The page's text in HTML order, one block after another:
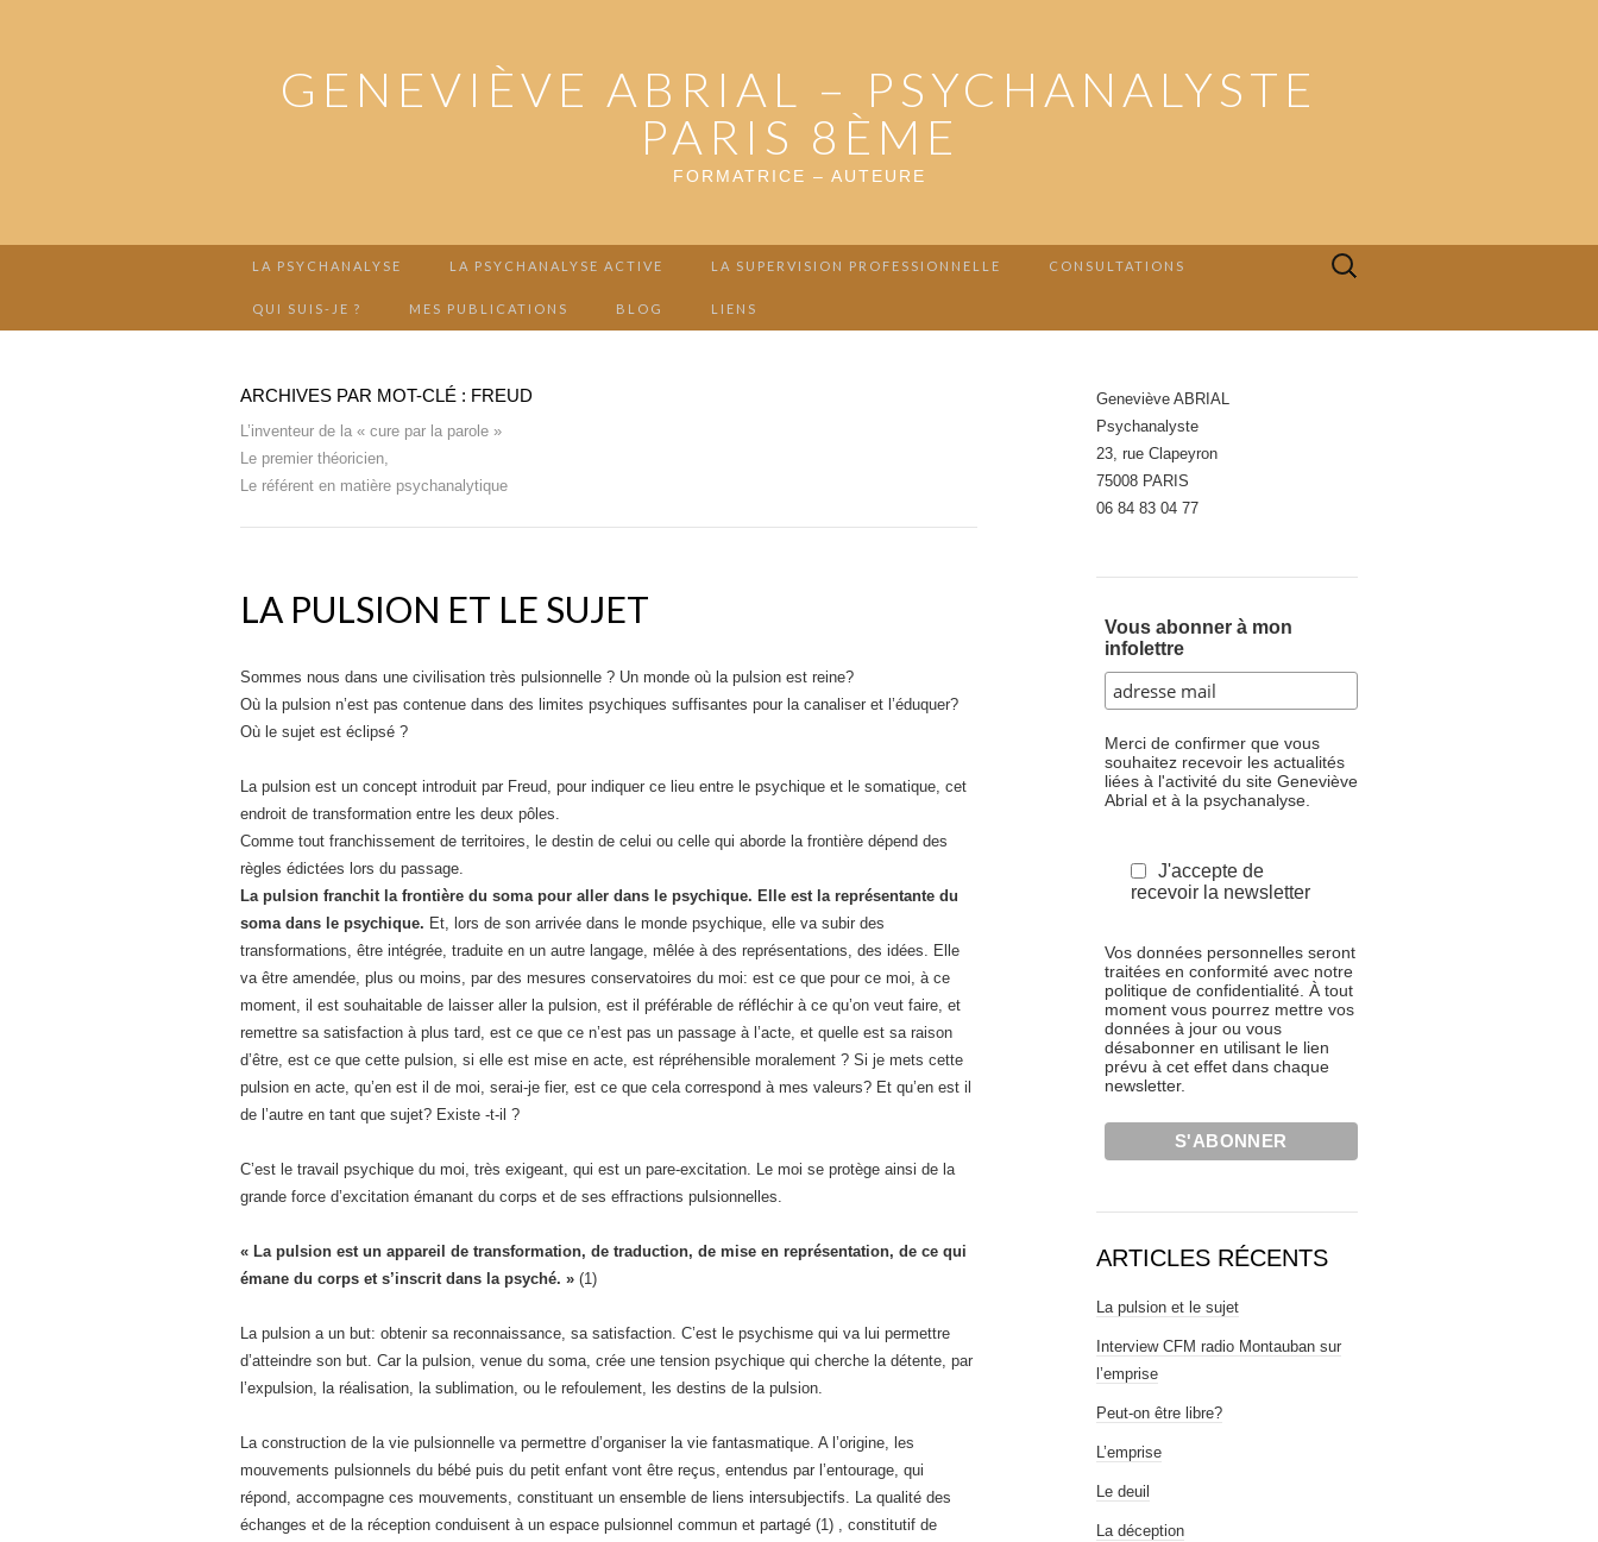
GENEVIÈVE ABRIAL – PSYCHANALYSTE
PARIS 8ÈME
FORMATRICE – AUTEURE
LA PSYCHANALYSE LA PSYCHANALYSE ACTIVE LA SUPERVISION PROFESSIONNELLE CONSULTATIONS
QUI SUIS-JE ? MES PUBLICATIONS BLOG LIENS
Rechercher :
ARCHIVES PAR MOT-CLÉ : FREUD
L’inventeur de la « cure par la parole »
Le premier théoricien,
Le référent en matière psychanalytique
LA PULSION ET LE SUJET
Sommes nous dans une civilisation très pulsionnelle ? Un monde où la pulsion est reine?
Où la pulsion n’est pas contenue dans des limites psychiques suffisantes pour la canaliser et l’éduquer?
Où le sujet est éclipsé ?
La pulsion est un concept introduit par Freud, pour indiquer ce lieu entre le psychique et le somatique, cet
endroit de transformation entre les deux pôles.
Comme tout franchissement de territoires, le destin de celui ou celle qui aborde la frontière dépend des
règles édictées lors du passage.
La pulsion franchit la frontière du soma pour aller dans le psychique. Elle est la représentante du
soma dans le psychique. Et, lors de son arrivée dans le monde psychique, elle va subir des
transformations, être intégrée, traduite en un autre langage, mêlée à des représentations, des idées. Elle
va être amendée, plus ou moins, par des mesures conservatoires du moi: est ce que pour ce moi, à ce
moment, il est souhaitable de laisser aller la pulsion, est il préférable de réfléchir à ce qu’on veut faire, et
remettre sa satisfaction à plus tard, est ce que ce n’est pas un passage à l’acte, et quelle est sa raison
d’être, est ce que cette pulsion, si elle est mise en acte, est répréhensible moralement ? Si je mets cette
pulsion en acte, qu’en est il de moi, serai-je fier, est ce que cela correspond à mes valeurs? Et qu’en est il
de l’autre en tant que sujet? Existe -t-il ?
C’est le travail psychique du moi, très exigeant, qui est un pare-excitation. Le moi se protège ainsi de la
grande force d’excitation émanant du corps et de ses effractions pulsionnelles.
« La pulsion est un appareil de transformation, de traduction, de mise en représentation, de ce qui
émane du corps et s’inscrit dans la psyché. » (1)
La pulsion a un but: obtenir sa reconnaissance, sa satisfaction. C’est le psychisme qui va lui permettre
d’atteindre son but. Car la pulsion, venue du soma, crée une tension psychique qui cherche la détente, par
l’expulsion, la réalisation, la sublimation, ou le refoulement, les destins de la pulsion.
La construction de la vie pulsionnelle va permettre d’organiser la vie fantasmatique. A l’origine, les
mouvements pulsionnels du bébé puis du petit enfant vont être reçus, entendus par l’entourage, qui
répond, accompagne ces mouvements, constituant un ensemble de liens intersubjectifs. La qualité des
échanges et de la réception conduisent à un espace pulsionnel commun et partagé (1) , constitutif de
Geneviève ABRIAL
Psychanalyste
23, rue Clapeyron
75008 PARIS
06 84 83 04 77
Vous abonner à mon
infolettre
Merci de confirmer que vous
souhaitez recevoir les actualités
liées à l'activité du site Geneviève
Abrial et à la psychanalyse.
J'accepte de
recevoir la newsletter
Vos données personnelles seront
traitées en conformité avec notre
politique de confidentialité. À tout
moment vous pourrez mettre vos
données à jour ou vous
désabonner en utilisant le lien
prévu à cet effet dans chaque
newsletter.
ARTICLES RÉCENTS
La pulsion et le sujet
Interview CFM radio Montauban sur
l’emprise
Peut-on être libre?
L’emprise
Le deuil
La déception